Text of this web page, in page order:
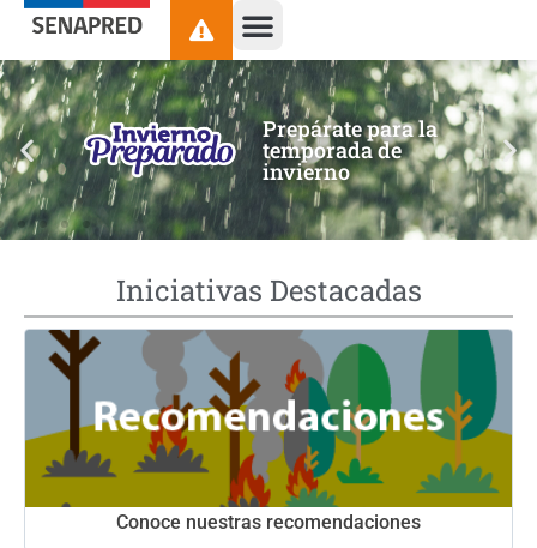
contenido
Prepárate para la
temporada de
invierno
Iniciativas Destacadas
Conoce nuestras recomendaciones